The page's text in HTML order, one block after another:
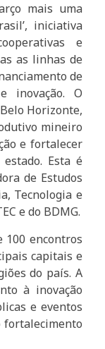
mais uma
iniciativa
e
as linhas de
de
inovação. O
Horizonte,
mineiro
e fortalecer
Esta é
de Estudos
Tecnologia e
e do BDMG.
100 encontros
capitais e
do país. A
à inovação
e eventos
fortalecimento